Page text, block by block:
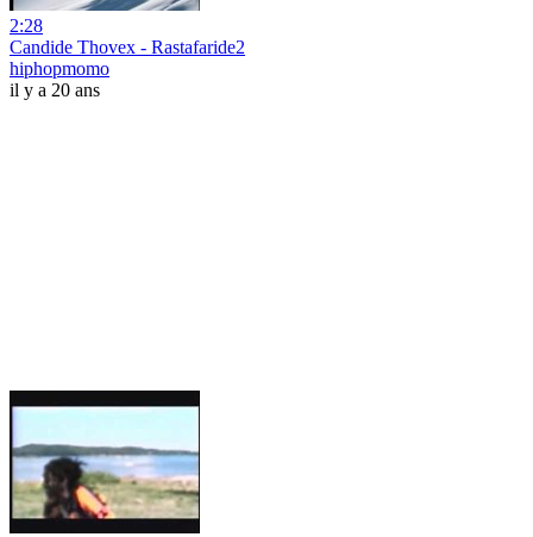
2:28
Candide Thovex - Rastafaride2
hiphopmomo
il y a 20 ans